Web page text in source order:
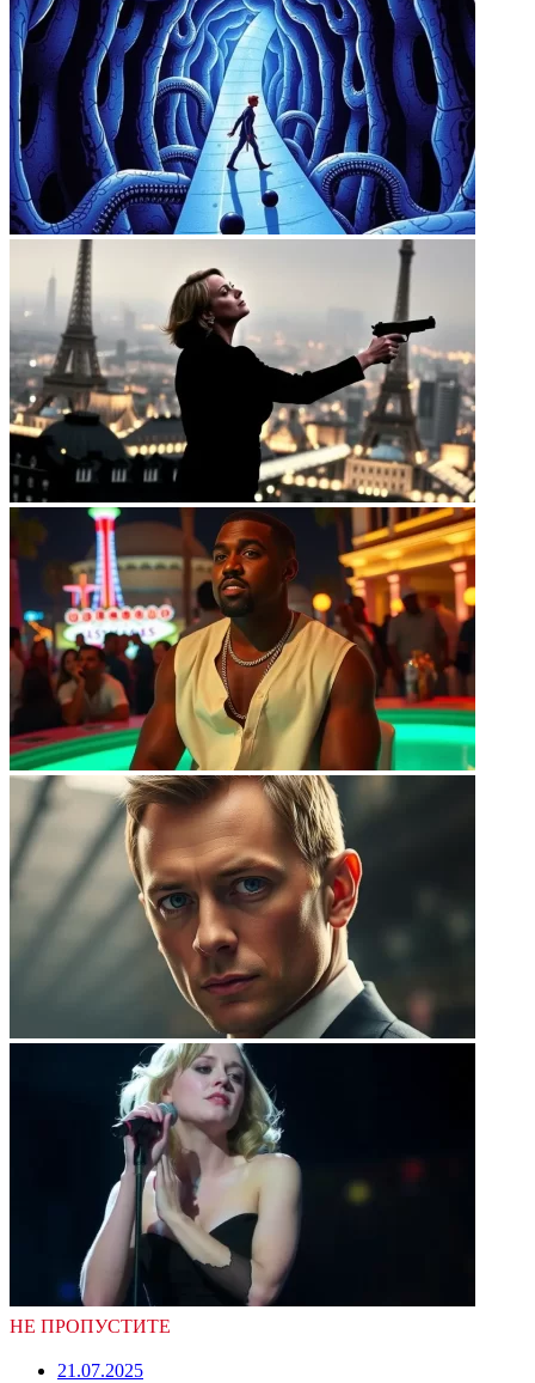
НЕ ПРОПУСТИТЕ
21.07.2025